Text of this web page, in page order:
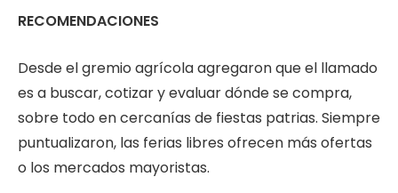
RECOMENDACIONES
Desde el gremio agrícola agregaron que el llamado
es a buscar, cotizar y evaluar dónde se compra,
sobre todo en cercanías de fiestas patrias. Siempre
puntualizaron, las ferias libres ofrecen más ofertas
o los mercados mayoristas.